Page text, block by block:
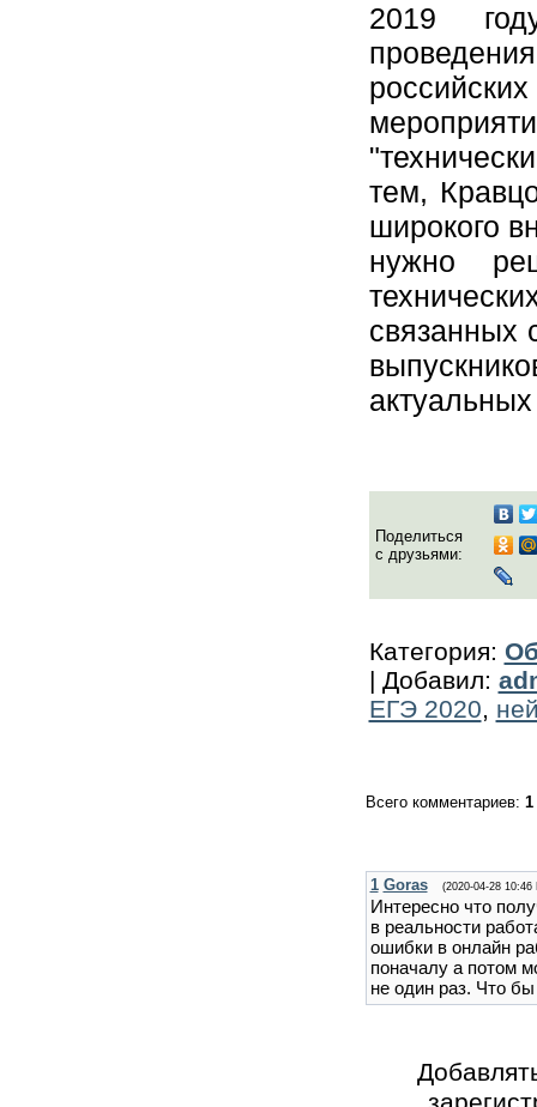
2019
тем,
широкого
нужно
связанных
Поделиться
с друзьями:
Категория:
| Добавил:
ЕГЭ 2020,
Всего комментариев: 1
1 Goras (2020-04-28 10:46
Интересно что
в реальности
ошибки в онлайн
поначалу а потом
не один раз. Что